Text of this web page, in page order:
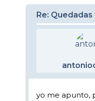
Re:
yo me apunto,